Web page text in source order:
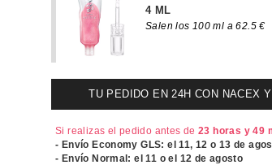
4 ML
Salen los 100 ml a 62.5 €
TU PEDIDO EN 24H CON NACEX
Si realizas el pedido antes de23 horas y 49
- Envío Economy GLS: el11, 12 o 13 de
- Envío Normal: el11 o el 12 de agosto